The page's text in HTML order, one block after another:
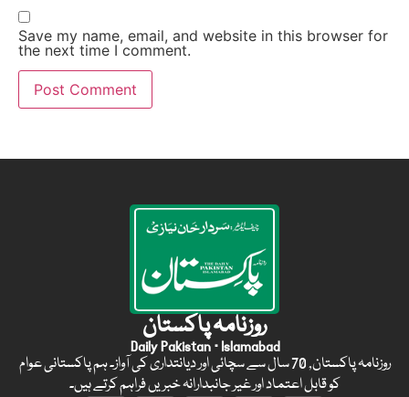
Save my name, email, and website in this browser for
the next time I comment.
روزنامہ پاکستان
Daily Pakistan · Islamabad
روزنامہ پاکستان, 70 سال سے سچائی اور دیانتداری کی آواز۔ ہم پاکستانی عوام
کو قابل اعتماد اور غیر جانبدارانہ خبریں فراہم کرتے ہیں۔